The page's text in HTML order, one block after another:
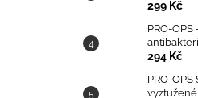
299 Kč
PRO-
294 Kč
PRO-